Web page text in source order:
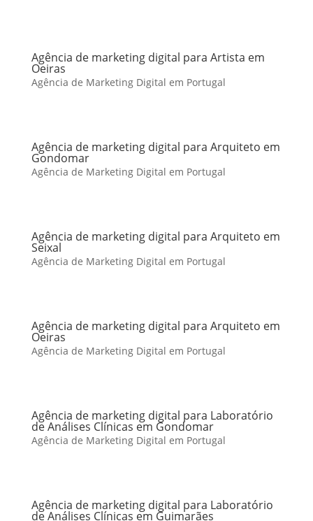
Agência de marketing digital para Artista em
Oeiras
Agência de Marketing Digital em Portugal
Agência de marketing digital para Arquiteto em
Gondomar
Agência de Marketing Digital em Portugal
Agência de marketing digital para Arquiteto em
Seixal
Agência de Marketing Digital em Portugal
Agência de marketing digital para Arquiteto em
Oeiras
Agência de Marketing Digital em Portugal
Agência de marketing digital para Laboratório
de Análises Clínicas em Gondomar
Agência de Marketing Digital em Portugal
Agência de marketing digital para Laboratório
de Análises Clínicas em Guimarães